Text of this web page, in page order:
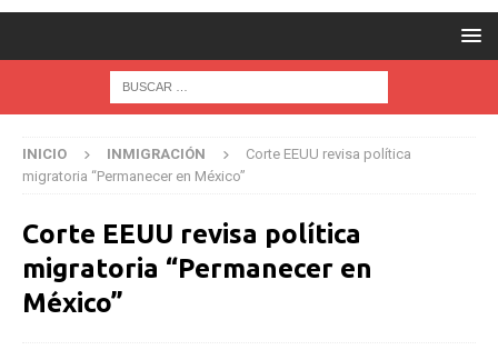
INICIO INMIGRACIÓN
Corte EEUU revisa política
migratoria “Permanecer en México”
Corte EEUU revisa política
migratoria “Permanecer en
México”